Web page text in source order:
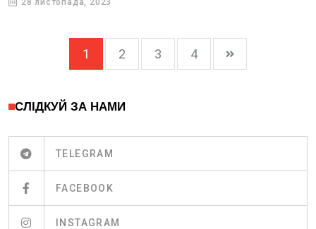
28 листопада, 2023
1 2 3 4
СЛІДКУЙ ЗА НАМИ
TELEGRAM
FACEBOOK
INSTAGRAM